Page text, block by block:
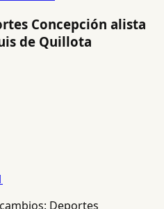
Concepción alista
de Quillota